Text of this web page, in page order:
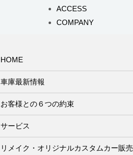
ACCESS
COMPANY
HOME
車庫最新情報
お客様との６つの約束
サービス
リメイク・オリジナルカスタムカー販売